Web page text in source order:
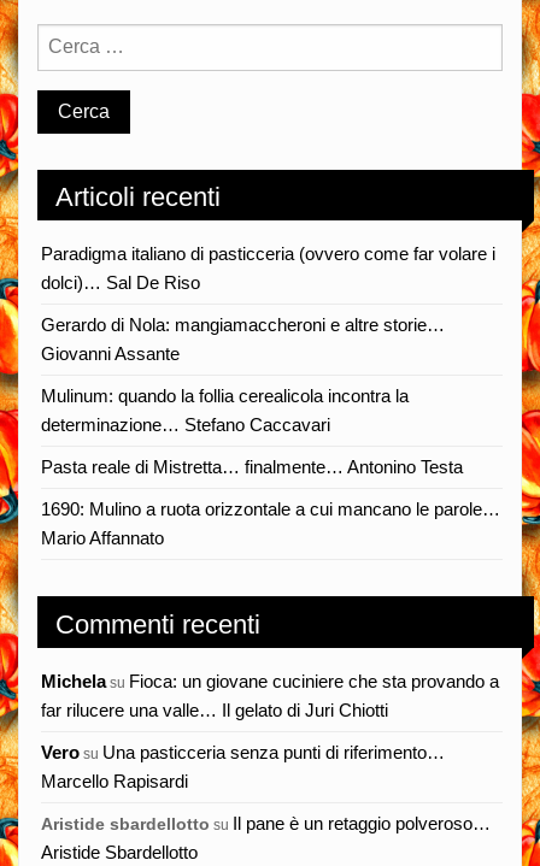
Articoli recenti
Paradigma italiano di pasticceria (ovvero come far volare i
dolci)… Sal De Riso
Gerardo di Nola: mangiamaccheroni e altre storie…
Giovanni Assante
Mulinum: quando la follia cerealicola incontra la
determinazione… Stefano Caccavari
Pasta reale di Mistretta… finalmente… Antonino Testa
1690: Mulino a ruota orizzontale a cui mancano le parole…
Mario Affannato
Commenti recenti
Michelasu Fioca: un giovane cuciniere che sta provando a
far rilucere una valle… Il gelato di Juri Chiotti
Vero su Una pasticceria senza punti di riferimento…
Marcello Rapisardi
Aristide sbardellotto su Il pane è un retaggio polveroso…
Aristide Sbardellotto